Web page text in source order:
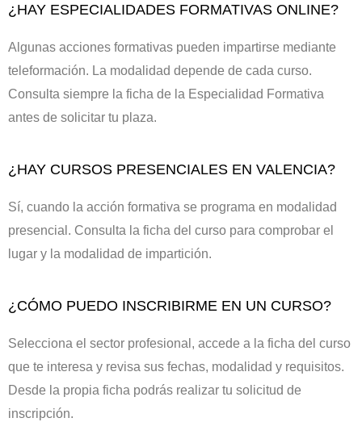
¿HAY ESPECIALIDADES FORMATIVAS ONLINE?
Algunas acciones formativas pueden impartirse mediante
teleformación. La modalidad depende de cada curso.
Consulta siempre la ficha de la Especialidad Formativa
antes de solicitar tu plaza.
¿HAY CURSOS PRESENCIALES EN VALENCIA?
Sí, cuando la acción formativa se programa en modalidad
presencial. Consulta la ficha del curso para comprobar el
lugar y la modalidad de impartición.
¿CÓMO PUEDO INSCRIBIRME EN UN CURSO?
Selecciona el sector profesional, accede a la ficha del curso
que te interesa y revisa sus fechas, modalidad y requisitos.
Desde la propia ficha podrás realizar tu solicitud de
inscripción.